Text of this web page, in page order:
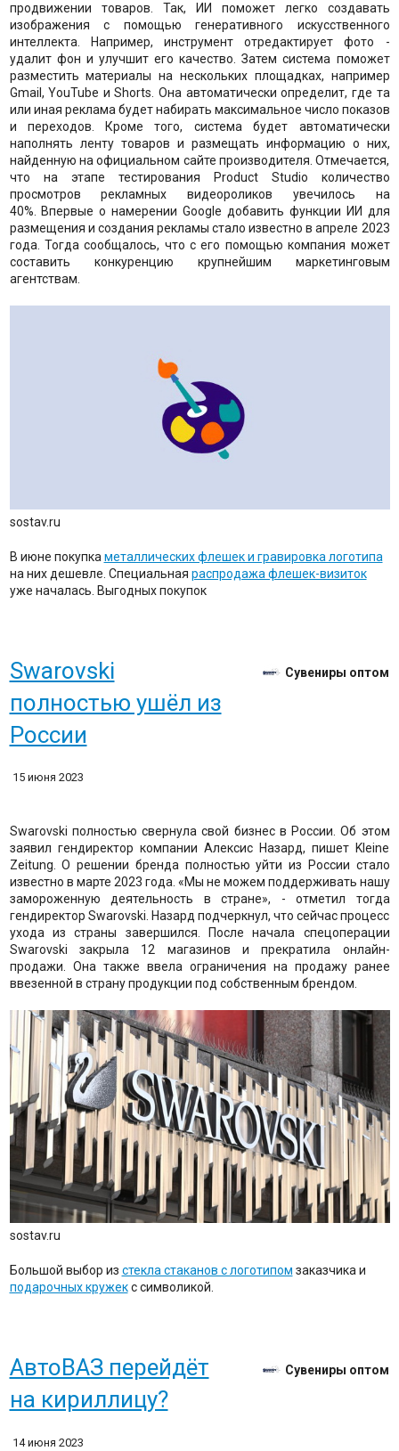
продвижении товаров. Так, ИИ поможет легко создавать
изображения с помощью генеративного искусственного
интеллекта. Например, инструмент отредактирует фото -
удалит фон и улучшит его качество. Затем система поможет
разместить материалы на нескольких площадках, например
Gmail, YouTube и Shorts. Она автоматически определит, где та
или иная реклама будет набирать максимальное число показов
и переходов. Кроме того, система будет автоматически
наполнять ленту товаров и размещать информацию о них,
найденную на официальном сайте производителя. Отмечается,
что на этапе тестирования Product Studio количество
просмотров рекламных видеороликов увечилось на
40%. Впервые о намерении Google добавить функции ИИ для
размещения и создания рекламы стало известно в апреле 2023
года. Тогда сообщалось, что с его помощью компания может
составить конкуренцию крупнейшим маркетинговым
агентствам.
sostav.ru
В июне покупка металлических флешек и гравировка логотипа
на них дешевле. Специальная распродажа флешек-визиток
уже началась. Выгодных покупок
Swarovski
полностью ушёл из
России
Сувениры оптом
15 июня 2023
Swarovski полностью свернула свой бизнес в России. Об этом
заявил гендиректор компании Алексис Назард, пишет Kleine
Zeitung. О решении бренда полностью уйти из России стало
известно в марте 2023 года. «Мы не можем поддерживать нашу
замороженную деятельность в стране», - отметил тогда
гендиректор Swarovski. Назард подчеркнул, что сейчас процесс
ухода из страны завершился. После начала спецоперации
Swarovski закрыла 12 магазинов и прекратила онлайн-
продажи. Она также ввела ограничения на продажу ранее
ввезенной в страну продукции под собственным брендом.
sostav.ru
Большой выбор из стекла стаканов с логотипом заказчика и
подарочных кружекс символикой.
АвтоВАЗ перейдёт
на кириллицу?
Сувениры оптом
14 июня 2023